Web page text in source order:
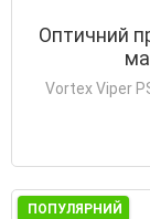
Оптичний
Vortex Viper
ПОПУЛЯРНИЙ